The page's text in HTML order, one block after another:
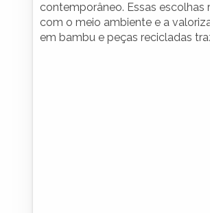
contemporâneo. Essas
com o meio ambiente e a
em bambu e peças recicladas